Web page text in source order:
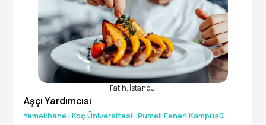
Fatih, İstanbul
Aşçı Yardımcısı
Yemekhane- Koç Üniversitesi- Rumeli Feneri Kampüsü